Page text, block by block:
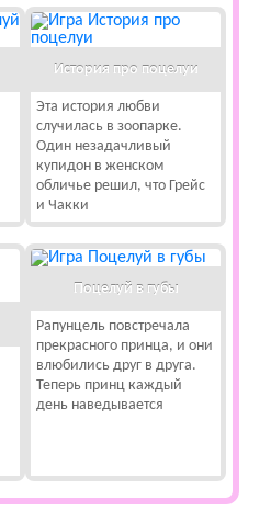
История про поцелуи
Эта история любви
случилась в зоопарке.
Один незадачливый
купидон в женском
обличье решил, что Грейс
и Чакки
Поцелуй в губы
Рапунцель повстречала
прекрасного принца, и они
влюбились друг в друга.
Теперь принц каждый
день наведывается